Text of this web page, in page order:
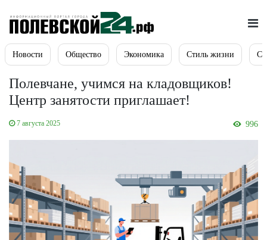
Новости Общество Экономика Стиль жизни
Полевчане, учимся на кладовщиков!
Центр занятости приглашает!
7 августа 2025 996